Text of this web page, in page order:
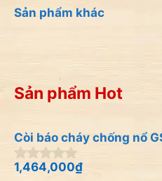
Sản phẩm khác
Sản phẩm Hot
Còi báo cháy chống nổ
0
1,464,000₫